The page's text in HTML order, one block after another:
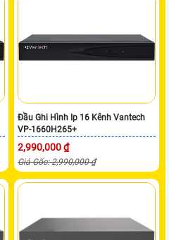
Đầu Ghi Hình Ip 16 Kênh Vantech
VP-1660H265+
2,990,000 ₫
Giá Gốc: 2,990,000 ₫